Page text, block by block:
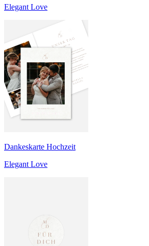
Elegant Love
Dankeskarte Hochzeit
Elegant Love